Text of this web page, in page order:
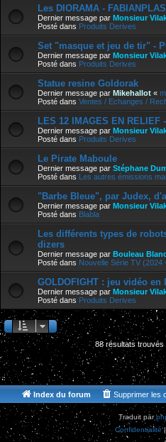
Les DIORAMA -
Dernier message par Monsieur
Posté dans Produits Derives
Set "masque et jeu de tir" -
Dernier message par Monsieur
Posté dans Produits Derives
Statue resine Goldorak
Dernier message par Mikehallot «
Posté dans Ventes / Echanges /
LES 12 IMAGES EN RELIEF
Dernier message par Monsieur
Posté dans Produits Derives
Le Pirate Maboule
Dernier message par Stéphane
Posté dans Les autres émissions
"Barbe Bleue", par Judex,
Dernier message par Monsieur
Posté dans Blabla
Les différents types de
dizers
Dernier message par Bouleau
Posté dans Nouvelle Série TV (2024
GOLDOFIGHT : jeu vidéo en
Dernier message par Monsieur
Posté dans Produits Derives
88 résultats trouvés
Index du forum Supprimer les
Traduit par
Confidentialité|